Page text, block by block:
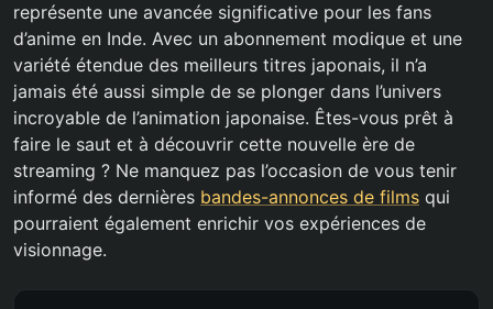
représente une avancée significative pour les fans
d’anime en Inde. Avec un abonnement modique et une
variété étendue des meilleurs titres japonais, il n’a
jamais été aussi simple de se plonger dans l’univers
incroyable de l’animation japonaise. Êtes-vous prêt à
faire le saut et à découvrir cette nouvelle ère de
streaming ? Ne manquez pas l’occasion de vous tenir
informé des dernières bandes-annonces de films qui
pourraient également enrichir vos expériences de
visionnage.